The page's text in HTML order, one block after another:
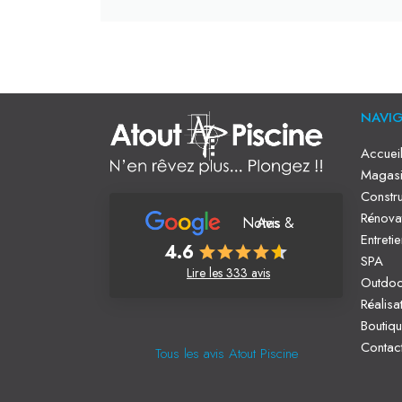
Notes & Avis
4.6
Lire les 333 avis
Tous les avis Atout Piscine
Accueil
SPA